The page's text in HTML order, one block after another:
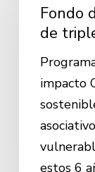
créditos
para
Fondo
de
impacto
estos 6